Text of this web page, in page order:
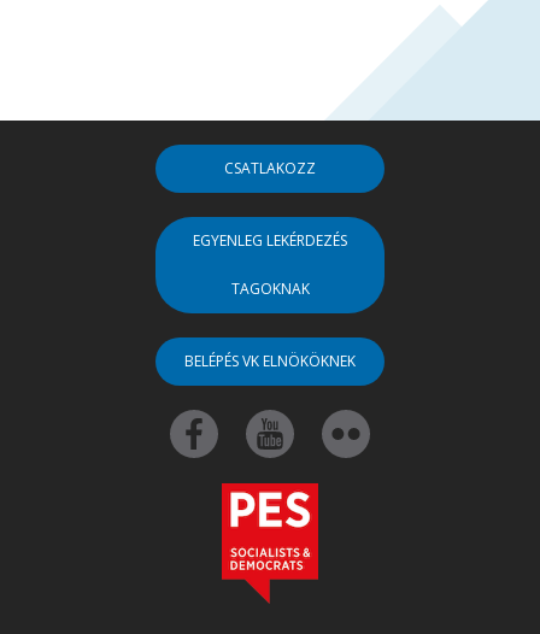
CSATLAKOZZ
EGYENLEG LEKÉRDEZÉS
TAGOKNAK
BELÉPÉS VK ELNÖKÖKNEK